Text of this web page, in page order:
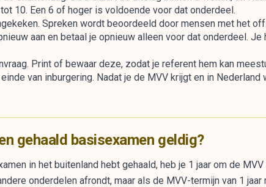
10. Een 6 of hoger is voldoende voor dat onderdeel.
Spreken wordt beoordeeld door mensen met het
aan en betaal je opnieuw alleen voor dat onderdeel.
Print of bewaar deze, zodat je referent hem kan
van inburgering. Nadat je de MVV krijgt en in
gehaald basisexamen geldig?
in het buitenland hebt gehaald, heb je 1 jaar om de
onderdelen afrondt, maar als de MVV-termijn van 1